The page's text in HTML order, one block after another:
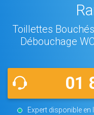
Toillettes
Débouchage
01
Expert disponible en